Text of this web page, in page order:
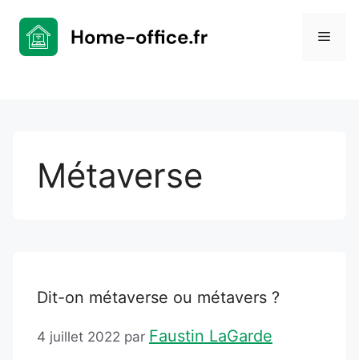
contenu
Métaverse
Dit-on métaverse ou métavers ?
4 juillet 2022 par Faustin LaGarde